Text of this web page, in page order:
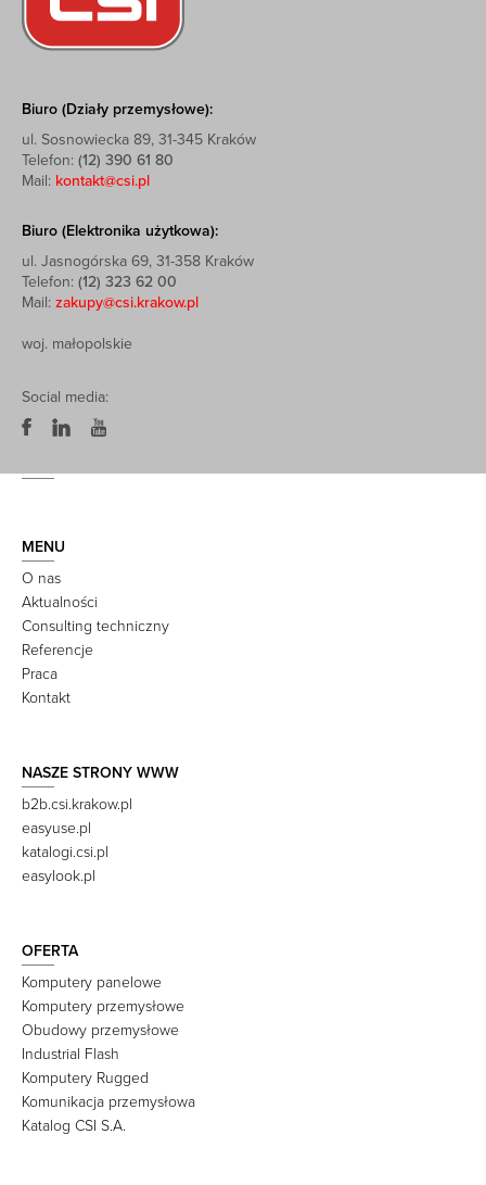
Biuro (Działy przemysłowe):
ul. Sosnowiecka 89, 31-345 Kraków
Telefon: (12) 390 61 80
Mail: kontakt@csi.pl
Biuro (Elektronika użytkowa):
ul. Jasnogórska 69, 31-358 Kraków
Telefon: (12) 323 62 00
Mail: zakupy@csi.krakow.pl
woj. małopolskie
Social media:
MENU
O nas
Aktualności
Consulting techniczny
Referencje
Praca
Kontakt
NASZE STRONY WWW
b2b.csi.krakow.pl
easyuse.pl
katalogi.csi.pl
easylook.pl
OFERTA
Komputery panelowe
Komputery przemysłowe
Obudowy przemysłowe
Industrial Flash
Komputery Rugged
Komunikacja przemysłowa
Katalog CSI S.A.